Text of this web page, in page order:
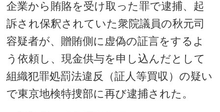
企業から賄賂を受け取った罪で逮捕、起
訴され保釈されていた衆院議員の秋元司
容疑者が、贈賄側に虚偽の証言をするよ
う依頼し、現金供与を申し込んだとして
組織犯罪処罰法違反（証人等買収）の疑い
で東京地検特捜部に再び逮捕された。